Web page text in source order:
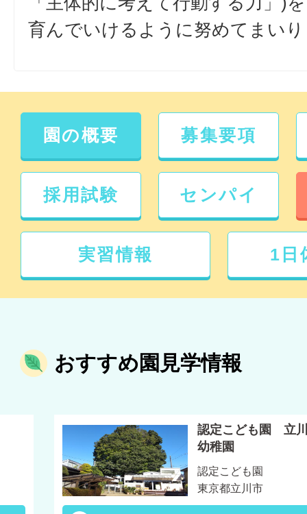
育んでいけるように努めてまい
園の概要 募集要項
採用試験 センパイ
実習情報 1日
おすすめ園見学情報
認定こども園 立
幼稚園
認定こども園
東京都立川市